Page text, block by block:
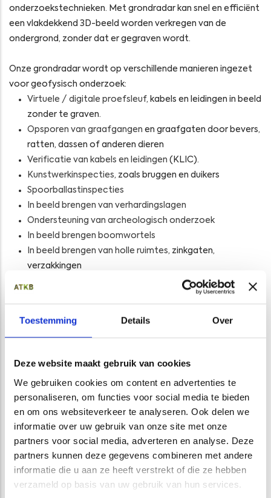
Toestemming Details Over
Deze website maakt gebruik van cookies
We gebruiken cookies om content en advertenties te
personaliseren, om functies voor social media te bieden
en om ons websiteverkeer te analyseren. Ook delen we
informatie over uw gebruik van onze site met onze
partners voor social media, adverteren en analyse. Deze
partners kunnen deze gegevens combineren met andere
informatie die u aan ze heeft verstrekt of die ze hebben
verzameld op basis van uw gebruik van hun services.
onderzoekstechnieken. Met grondradar kan snel en efficiënt
een vlakdekkend 3D-beeld worden verkregen van de
ondergrond, zonder dat er gegraven wordt.
Onze grondradar wordt op verschillende manieren ingezet
voor geofysisch onderzoek:
Virtuele / digitale proefsleuf, kabels en leidingen in beeld
zonder te graven.
Opsporen van graafgangen en graafgaten door bevers,
ratten, dassen of anderen dieren
Verificatie van kabels en leidingen (KLIC).
Kunstwerkinspecties, zoals bruggen en duikers
Spoorballastinspecties
In beeld brengen van verhardingslagen
Ondersteuning van archeologisch onderzoek
In beeld brengen boomwortels
In beeld brengen van holle ruimtes, zinkgaten,
verzakkingen
Detectie van niet-gesprongen explosieven (NGE)
ondergrondse tanks
onderwaterradarbrengen we de lagen van de waterbodem
in beeld, zoalsde slibdikte. Maar ook obstakels worden
nauwkeurig vastgelegd.
Naast de grondradarsystemen zelf hebben wij een breed
scala aan trekkende of duwende voertuigen en vaartuigen
waarmee wij de radarsystemen op diverse terreinen en ook